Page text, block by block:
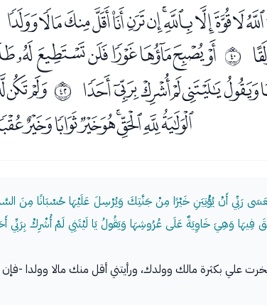
ﰧ
ﰩ
رَبِّي أَنْ يُؤْتِيَنِ خَيْرًا مِنْ جَنَّتِكَ وَيُرْسِلَ عَلَيْهَا حُسْبَانًا مِنَ
فِيهَا وَهِيَ خَاوِيَةٌ عَلَى عُرُوشِهَا وَيَقُولُ يَا لَيْتَنِي لَمْ أُشْرِكْ
علي بكثرة مالك وولدك، ورأيتني أقل منك مالا وولدا -